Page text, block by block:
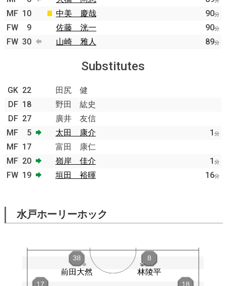
MF 10 中美 慶哉 90分
FW 9 佐藤 洸一 90分
FW 30 山崎 雅人 89分
Substitutes
GK 22
田尻 健
DF 18
野田 紘史
DF 27
廣井 友信
MF
5 太田 康介 1 分
MF 17
富田 康仁
MF 20 嶺岸 佳介 1 分
FW 19 垣田 裕暉 16分
水戸ホーリーホック